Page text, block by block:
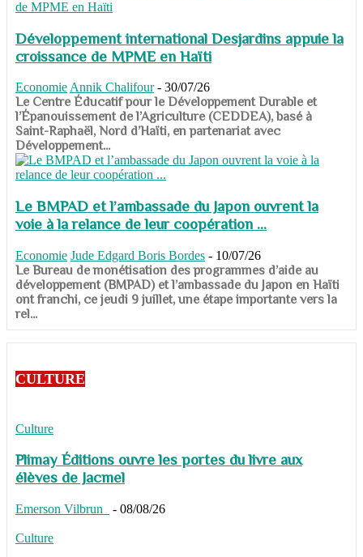
Développement international Desjardins appuie la
croissance de MPME en Haïti
Economie Annik Chalifour - 30/07/26
​​​​​​​Le Centre Éducatif pour le Développement Durable et
l’Épanouissement de l’Agriculture (CEDDEA), basé à
Saint-Raphaël, Nord d’Haïti, en partenariat avec
Développement...
Le BMPAD et l’ambassade du Japon ouvrent la
voie à la relance de leur coopération ...
Economie Jude Edgard Boris Bordes - 10/07/26
​​​​​​​Le Bureau de monétisation des programmes d’aide au
développement (BMPAD) et l’ambassade du Japon en Haïti
ont franchi, ce jeudi 9 juillet, une étape importante vers la
rel...
CULTURE
Culture
Plimay Éditions ouvre les portes du livre aux
élèves de Jacmel
Emerson Vilbrun - 08/08/26
Culture